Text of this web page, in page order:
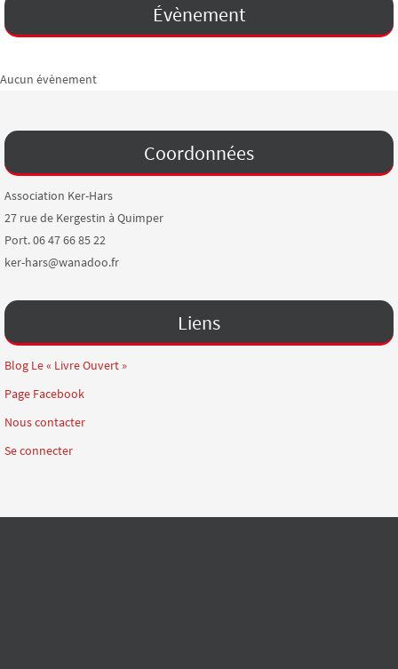
Évènement
Aucun évènement
Coordonnées
Association Ker-Hars
27 rue de Kergestin à Quimper
Port. 06 47 66 85 22
ker-hars@wanadoo.fr
Liens
Blog Le « Livre Ouvert »
Page Facebook
Nous contacter
Se connecter